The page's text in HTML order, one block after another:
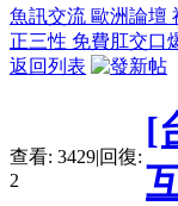
魚訊交流 歐洲論壇
正三性 免費肛交口
返回列表
查看: 3429|回復:
2
[